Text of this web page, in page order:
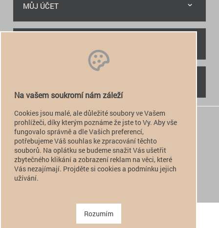
MŮJ ÚČET
 +420 774 949 776
 info@alfatactical.cz
verze pro PC
Na vašem soukromí nám záleží
Cookies jsou malé, ale důležité soubory ve Vašem
prohlížeči, díky kterým poznáme že jste to Vy. Aby vše
fungovalo správně a dle Vašich preferencí,
potřebujeme Váš souhlas ke zpracování těchto
souborů. Na oplátku se budeme snažit Vás ušetřit
zbytečného klikání a zobrazení reklam na věci, které
Vás nezajímají. Projděte si cookies a podmínku jejich
užívání.
Rozumím
Copyright 2011 - 2026 alfatactical | vytvořeno